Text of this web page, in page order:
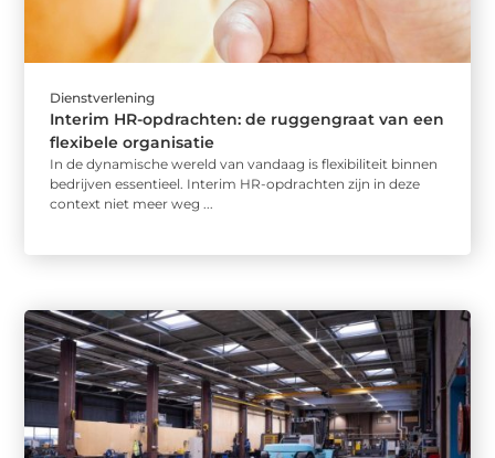
Dienstverlening
Interim HR-opdrachten: de ruggengraat van een
flexibele organisatie
In de dynamische wereld van vandaag is flexibiliteit binnen
bedrijven essentieel. Interim HR-opdrachten zijn in deze
context niet meer weg ...